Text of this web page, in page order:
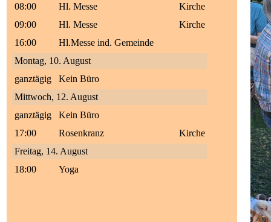
08:00
Hl. Messe
Kirche
09:00
Hl. Messe
Kirche
16:00
Hl.Messe ind. Gemeinde
Montag, 10. August
ganztägig
Kein Büro
Mittwoch, 12. August
ganztägig
Kein Büro
17:00
Rosenkranz
Kirche
Freitag, 14. August
18:00
Yoga